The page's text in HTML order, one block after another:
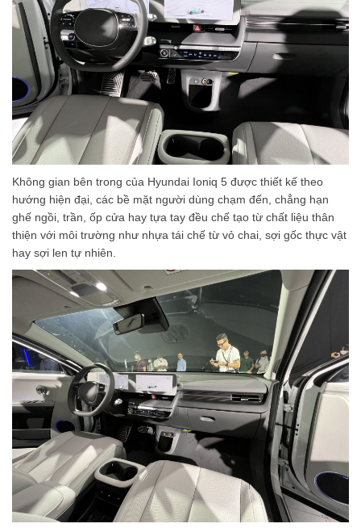
Không gian bên trong của Hyundai Ioniq 5 được thiết kế theo
hướng hiện đại, các bề mặt người dùng chạm đến, chẳng hạn
ghế ngồi, trần, ốp cửa hay tựa tay đều chế tạo từ chất liệu thân
thiện với môi trường như nhựa tái chế từ vỏ chai, sợi gốc thực vật
hay sợi len tự nhiên.